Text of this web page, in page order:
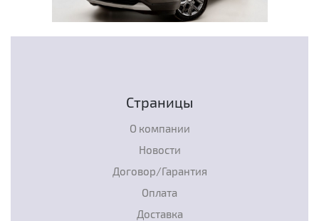
Страницы
О компании
Новости
Договор/Гарантия
Оплата
Доставка